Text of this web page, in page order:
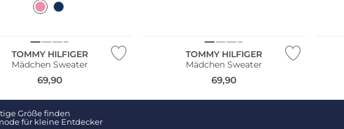
TOMMY HILFIGER
Mädchen Sweater
69,90
TOMMY HILFIGER
Mädchen Sweater
69,90
Größe finden
für kleine Entdecker